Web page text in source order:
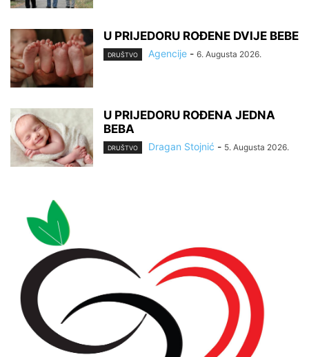
U PRIJEDORU ROĐENE DVIJE BEBE
DRUŠTVO Agencije - 6. Augusta 2026.
U PRIJEDORU ROĐENA JEDNA
BEBA
DRUŠTVO Dragan Stojnić - 5. Augusta 2026.